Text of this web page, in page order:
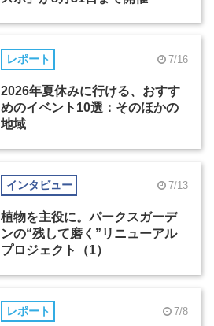
レポート 7/16
2026年夏休みに行ける、おすす
めのイベント10選：そのほかの
地域
インタビュー 7/13
植物を主役に。パークスガーデ
ンの“残して磨く”リニューアル
プロジェクト（1）
レポート 7/8